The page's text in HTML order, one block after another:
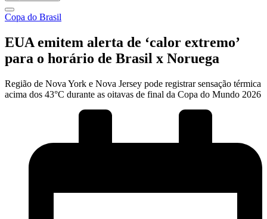
Copa do Brasil
EUA emitem alerta de ‘calor extremo’
para o horário de Brasil x Noruega
Região de Nova York e Nova Jersey pode registrar sensação térmica
acima dos 43°C durante as oitavas de final da Copa do Mundo 2026